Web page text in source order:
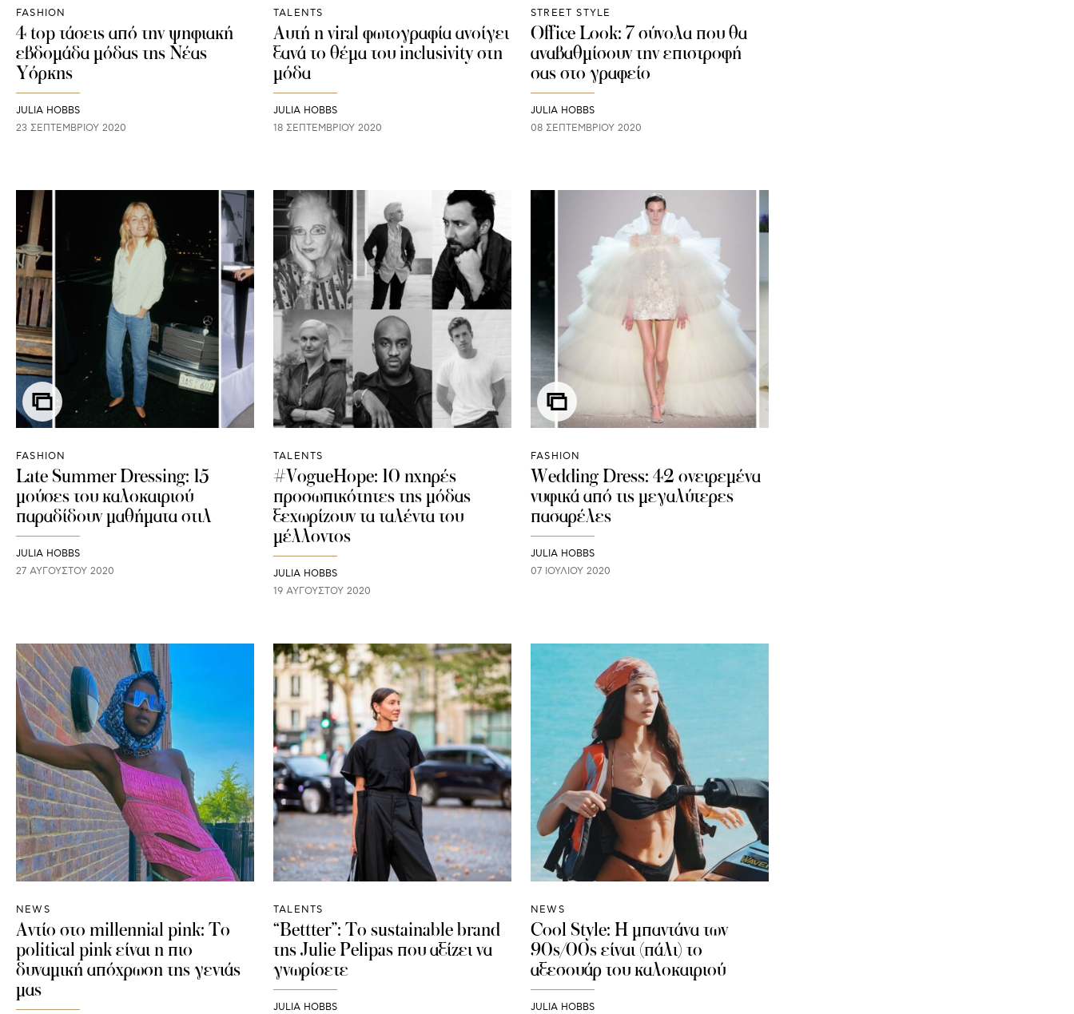
FASHION
4 top τάσεις από την ψηφιακή
εβδομάδα μόδας της Νέας
Υόρκης
JULIA HOBBS
23 ΣΕΠΤΕΜΒΡΊΟΥ 2020
TALENTS
Αυτή η viral φωτογραφία ανοίγει
ξανά το θέμα του inclusivity στη
μόδα
JULIA HOBBS
18 ΣΕΠΤΕΜΒΡΊΟΥ 2020
STREET STYLE
Office Look: 7 σύνολα που θα
αναβαθμίσουν την επιστροφή
σας στο γραφείο
JULIA HOBBS
08 ΣΕΠΤΕΜΒΡΊΟΥ 2020
FASHION
Late Summer Dressing: 15
μούσες του καλοκαιριού
παραδίδουν μαθήματα στιλ
JULIA HOBBS
27 ΑΥΓΟΎΣΤΟΥ 2020
TALENTS
#VogueHope: 10 ηχηρές
προσωπικότητες της μόδας
ξεχωρίζουν τα ταλέντα του
μέλλοντος
JULIA HOBBS
19 ΑΥΓΟΎΣΤΟΥ 2020
FASHION
Wedding Dress: 42 ονειρεμένα
νυφικά από τις μεγαλύτερες
πασαρέλες
JULIA HOBBS
07 ΙΟΥΛΊΟΥ 2020
NEWS
Αντίο στο millennial pink: Το
political pink είναι η πιο
δυναμική απόχρωση της γενιάς
μας
TALENTS
“Bettter”: To sustainable brand
της Julie Pelipas που αξίζει να
γνωρίσετε
JULIA HOBBS
NEWS
Cool Style: Η μπαντάνα των
90s/00s είναι (πάλι) το
αξεσουάρ του καλοκαιριού
JULIA HOBBS